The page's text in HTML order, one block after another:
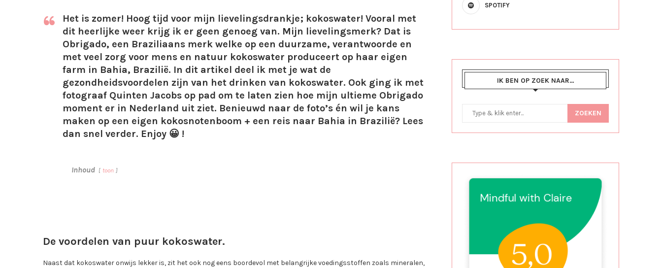
Het is zomer! Hoog tijd voor mijn lievelingsdrankje; kokoswater! Vooral met
dit heerlijke weer krijg ik er geen genoeg van. Mijn lievelingsmerk? Dat is
Obrigado, een Braziliaans merk welke op een duurzame, verantwoorde en
met veel zorg voor mens en natuur kokoswater produceert op haar eigen
farm in Bahia, Brazilië. In dit artikel deel ik met je wat de
gezondheidsvoordelen zijn van het drinken van kokoswater. Ook ging ik met
fotograaf Quinten Jacobs op pad om te laten zien hoe mijn ultieme Obrigado
moment er in Nederland uit ziet. Benieuwd naar de foto’s én wil je kans
maken op een eigen kokosnotenboom + een reis naar Bahia in Brazilië? Lees
dan snel verder. Enjoy 😀 !
Inhoud toon
De voordelen van puur kokoswater.
Naast dat kokoswater onwijs lekker is, zit het ook nog eens boordevol met belangrijke voedingsstoffen zoals mineralen,
SPOTIFY
IK BEN OP ZOEK NAAR…
ZOEKEN